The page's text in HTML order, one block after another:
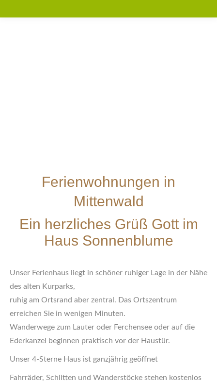
Ferienwohnungen in
Mittenwald
Ein herzliches Grüß Gott im
Haus Sonnenblume
Unser Ferienhaus liegt in schöner ruhiger Lage in der Nähe
des alten Kurparks,
ruhig am Ortsrand aber zentral. Das Ortszentrum
erreichen Sie in wenigen Minuten.
Wanderwege zum Lauter oder Ferchensee oder auf die
Ederkanzel beginnen praktisch vor der Haustür.
Unser 4-Sterne Haus ist ganzjährig geöffnet
Fahrräder, Schlitten und Wanderstöcke stehen kostenlos